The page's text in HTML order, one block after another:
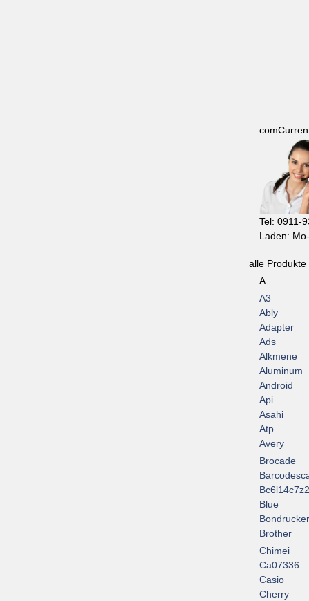
Tel: 0911-
Laden:
alle
A
A3
Ably
Adapter
Ads
Alkmene
Aluminum
Android
Api
Asahi
Atp
Avery
Brocade
Blue
Bondrucker
Brother
Chimei
Ca07336
Casio
Cherry